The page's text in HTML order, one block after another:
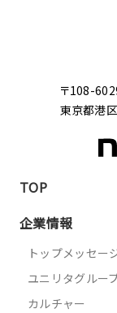
〒108-
東京都港
TOP
企業情報
トップメッセー
ユニリタグルー
カルチャー